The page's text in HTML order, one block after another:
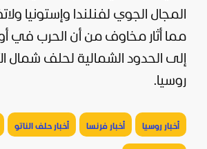
المجال الجوي لفنلندا وإستونيا
مما أثار مخاوف من أن الحرب في
إلى الحدود الشمالية لحلف شمال
روسيا.
أخبار روسيا أخبار فرنسا أخبار حلف الناتو